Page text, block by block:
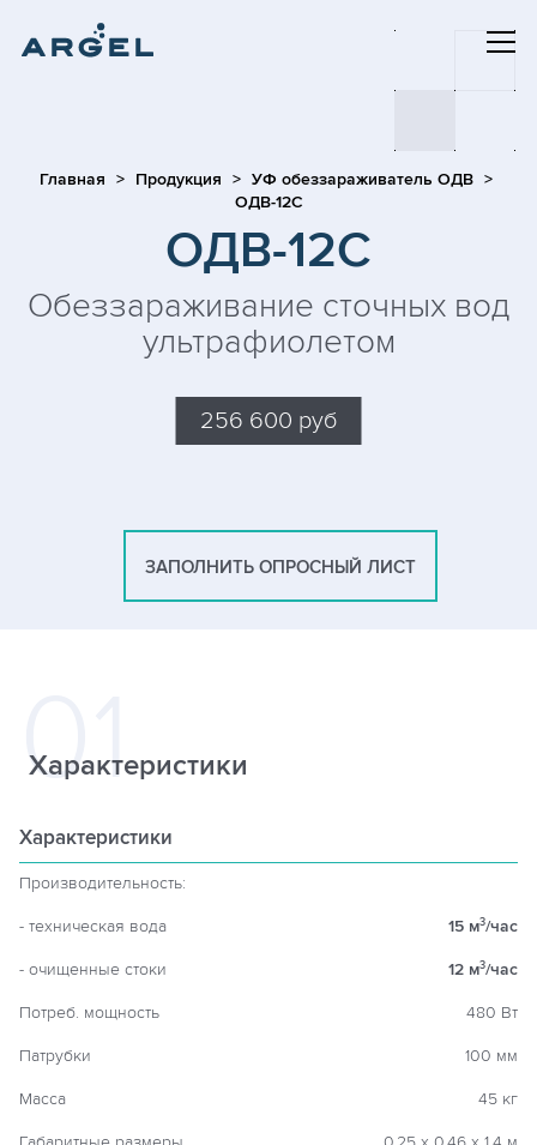
Главная Продукция
УФ обеззараживатель ОДВ
ОДВ-12С
ОДВ-12С
Обеззараживание сточных вод
ультрафиолетом
256 600 руб
ЗАПОЛНИТЬ ОПРОСНЫЙ ЛИСТ
Характеристики
Характеристики
Производительность:
- техническая вода 15 м3/час
- очищенные стоки 12 м3/час
Потреб. мощность 480 Вт
Патрубки 100 мм
Масса 45 кг